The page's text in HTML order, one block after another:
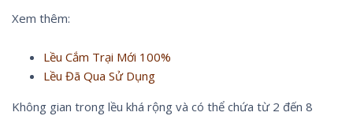
Xem thêm:
Lều Cắm Trại Mới 100%
Lều Đã Qua Sử Dụng
Không gian trong lều khá rộng và có thể chứa từ 2 đến 8